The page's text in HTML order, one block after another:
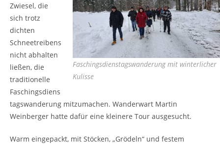
Faschingsdienstagswanderung mit winterlicher
Kulisse
Zwiesel, die
sich trotz
dichten
Schneetreibens
nicht abhalten
ließen, die
traditionelle
Faschingsdiens
tagswanderung mitzumachen. Wanderwart Martin
Weinberger hatte dafür eine kleinere Tour ausgesucht.
Warm eingepackt, mit Stöcken, „Grödeln“ und festem